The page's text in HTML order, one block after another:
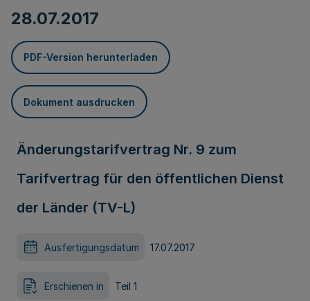
28.07.2017
PDF-Version herunterladen
Dokument ausdrucken
Änderungstarifvertrag Nr. 9 zum
Tarifvertrag für den öffentlichen Dienst
der Länder (TV-L)
Ausfertigungsdatum 17.07.2017
Erschienen in Teil 1